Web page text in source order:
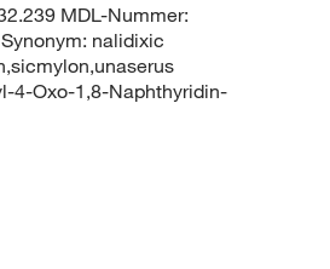
MDL-Nummer:
nalidixic
4-Oxo-1,8-Naphthyridin-